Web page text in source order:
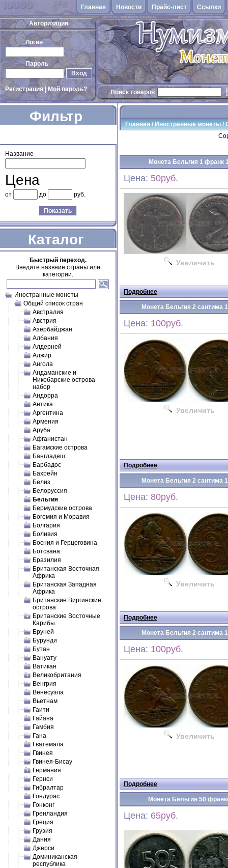
Главная Новости Прайс-лист Cсылки
Авторизация
Логин
Пароль
Вход
Регистрация|Мой пароль? Поиск товаров
Фильтр
Название
Цена
от до руб.
Показать
Каталог
Быстрый переход.
Введите назвние страны или
категории.
Иностранные монеты
Общий список стран
Австралия
Австрия
Азербайджан
Албания
Алдерней
Алжир
Ангола
Андаманские и
Никобарские острова
набор
Андорра
Антика
Аргентина
Армения
Аруба
Афганистан
Багамские острова
Бангладеш
Барбадос
Бахрейн
Белиз
Белоруссия
Бельгия
Бермудские острова
Богемия и Моравия
Болгария
Боливия
Босния и Герцеговина
Ботсвана
Бразилия
Британская Восточная
Африка
Британская Западная
Африка
Британские Виргинские
острова
Британские Восточные
Карибы
Бруней
Бурунди
Бутан
Вануату
Ватикан
Великобритания
Венгрия
Венесуэла
Вьетнам
Гаити
Гайана
Гамбия
Гана
Гватемала
Гвинея
Гвинея-Бисау
Германия
Гернси
Гибралтар
Гондурас
Гонконг
Гренландия
Греция
Грузия
Дания
Джерси
Доминиканская
республика
Главная / Иностранные монеты/
Монета Бельгия 1 франк
Цена: 50руб.
Увеличить
Подробнее
Монета Бельгия 2 сантима
Цена: 100руб.
Увеличить
Подробнее
Монета Бельгия 2 сантима
Цена: 80руб.
Увеличить
Подробнее
Монета Бельгия 2 сантима
Цена: 100руб.
Увеличить
Подробнее
Монета Бельгия 50
Цена: 65руб.